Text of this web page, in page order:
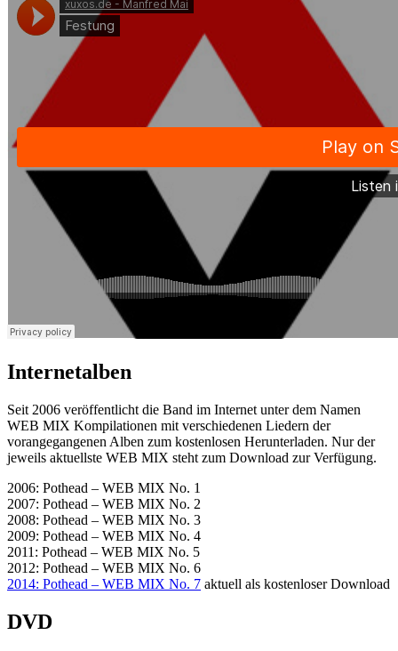
Internetalben
Seit 2006 veröffentlicht die Band im Internet unter dem Namen
WEB MIX Kompilationen mit verschiedenen Liedern der
vorangegangenen Alben zum kostenlosen Herunterladen. Nur der
jeweils aktuellste WEB MIX steht zum Download zur Verfügung.
2006: Pothead – WEB MIX No. 1
2007: Pothead – WEB MIX No. 2
2008: Pothead – WEB MIX No. 3
2009: Pothead – WEB MIX No. 4
2011: Pothead – WEB MIX No. 5
2012: Pothead – WEB MIX No. 6
2014: Pothead – WEB MIX No. 7 aktuell als kostenloser Download
DVD